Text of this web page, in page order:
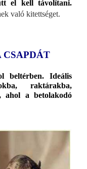
el kell távolítani.
való kitettséget.
beltérben. Ideális
raktárakba,
ahol a betolakodó